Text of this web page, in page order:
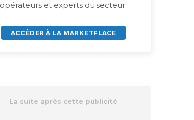
opérateurs et experts du secteur.
ACCÈDER À LA MARKETPLACE